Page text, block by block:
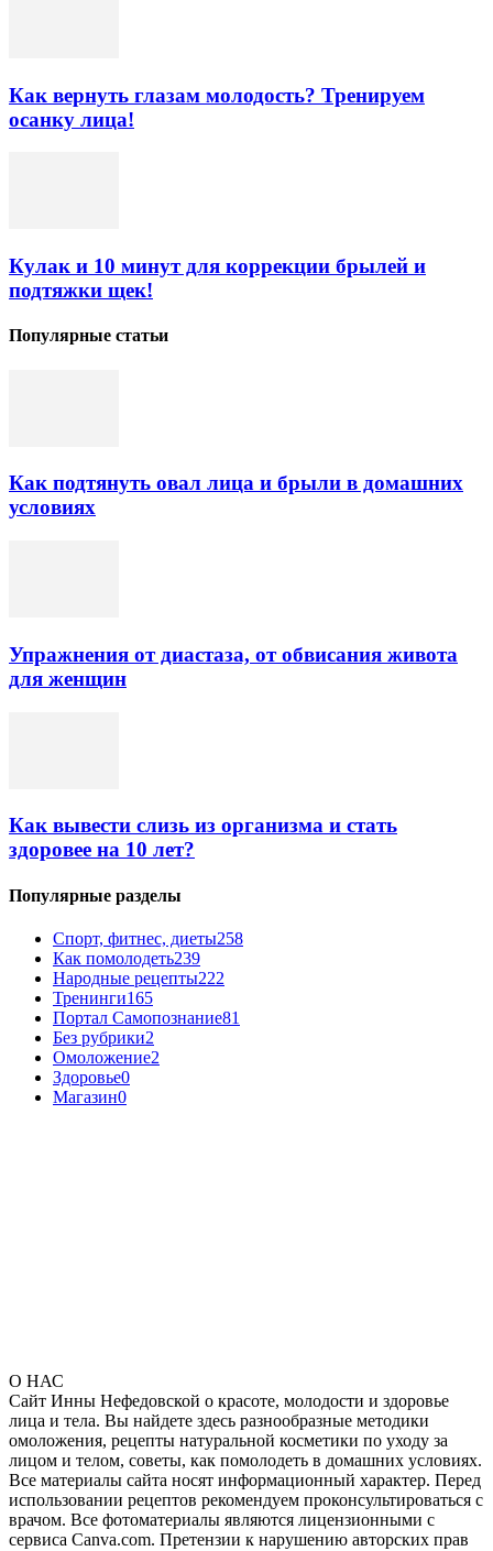
Как вернуть глазам молодость? Тренируем
осанку лица!
Кулак и 10 минут для коррекции брылей и
подтяжки щек!
Популярные статьи
Как подтянуть овал лица и брыли в домашних
условиях
Упражнения от диастаза, от обвисания живота
для женщин
Как вывести слизь из организма и стать
здоровее на 10 лет?
Популярные разделы
Спорт, фитнес, диеты258
Как помолодеть239
Народные рецепты222
Тренинги165
Портал Самопознание81
Без рубрики2
Омоложение2
Здоровье0
Магазин0
О НАС
Сайт Инны Нефедовской о красоте, молодости и здоровье
лица и тела. Вы найдете здесь разнообразные методики
омоложения, рецепты натуральной косметики по уходу за
лицом и телом, советы, как помолодеть в домашних условиях.
Все материалы сайта носят информационный характер. Перед
использовании рецептов рекомендуем проконсультироваться с
врачом. Все фотоматериалы являются лицензионными с
сервиса Canva.com. Претензии к нарушению авторских прав